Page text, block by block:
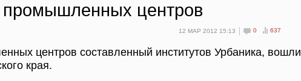
промышленных центров
12 МАР 2012 15:13 0 637
центров составленный институтов Урбаника, вошли
края.